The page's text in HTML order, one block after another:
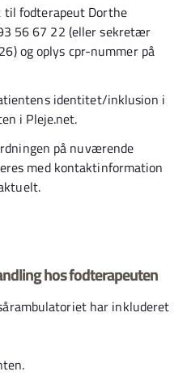
fodterapeut Dorthe
56 67 22 (eller sekretær
og oplys cpr-nummer på
identitet/inklusion i
i Pleje.net.
på nuværende
med kontaktinformation
hos fodterapeuten
har inkluderet